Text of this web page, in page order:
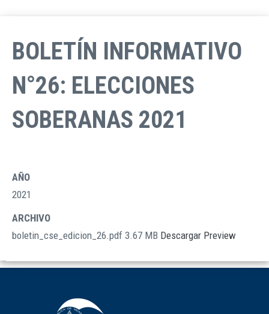
BOLETÍN INFORMATIVO
N°26: ELECCIONES
SOBERANAS 2021
AÑO
2021
ARCHIVO
boletin_cse_edicion_26.pdf 3.67 MB Descargar Preview